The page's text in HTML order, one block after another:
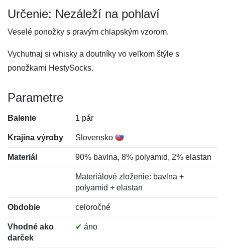
Určenie: Nezáleží na pohlaví
Veselé ponožky s pravým chlapským vzorom.
Vychutnaj si whisky a doutníky vo veľkom štýle s
ponožkami HestySocks.
Parametre
Balenie 1 pár
Krajina výroby Slovensko
Materiál 90% bavlna, 8% polyamid, 2% elastan
Materiálové zloženie: bavlna +
polyamid + elastan
Obdobie celoročné
Vhodné ako
darček
✔ áno